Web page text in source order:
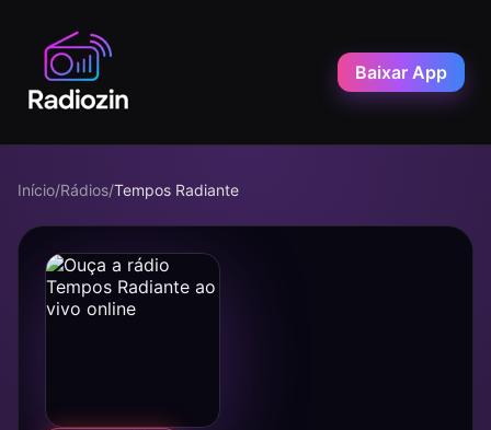
Baixar App
Início/Rádios/Tempos Radiante